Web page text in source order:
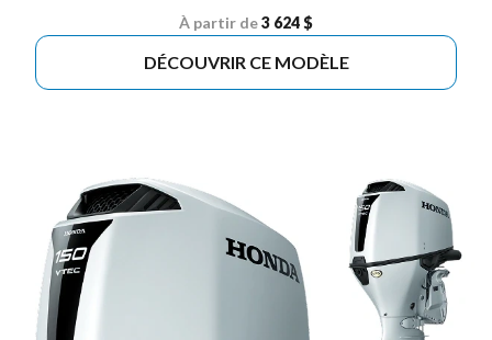
À partir de3 624 $
DÉCOUVRIR CE MODÈLE